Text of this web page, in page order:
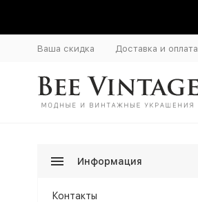
Ваша скидка Доставка и оплата
Информация
Контакты